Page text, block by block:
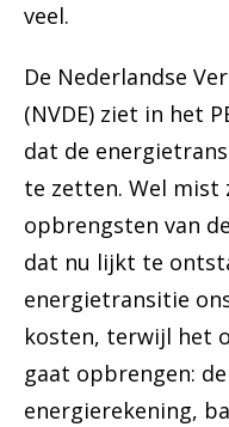
veel.
De Nederlandse
(NVDE) ziet in het
dat de
te zetten. Wel mist
opbrengsten van
dat nu lijkt te
energietransitie
kosten, terwijl het
gaat opbrengen:
energierekening,